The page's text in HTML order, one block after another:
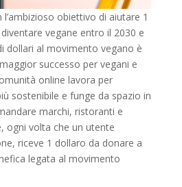
obiettivo di aiutare 1
vegane entro il 2030 e
dollari al movimento vegano è
successo per vegani e
online lavora per
sostenibile e funge da spazio in
marchi, ristoranti e
ogni volta che un utente
riceve 1 dollaro da donare a
legata al movimento